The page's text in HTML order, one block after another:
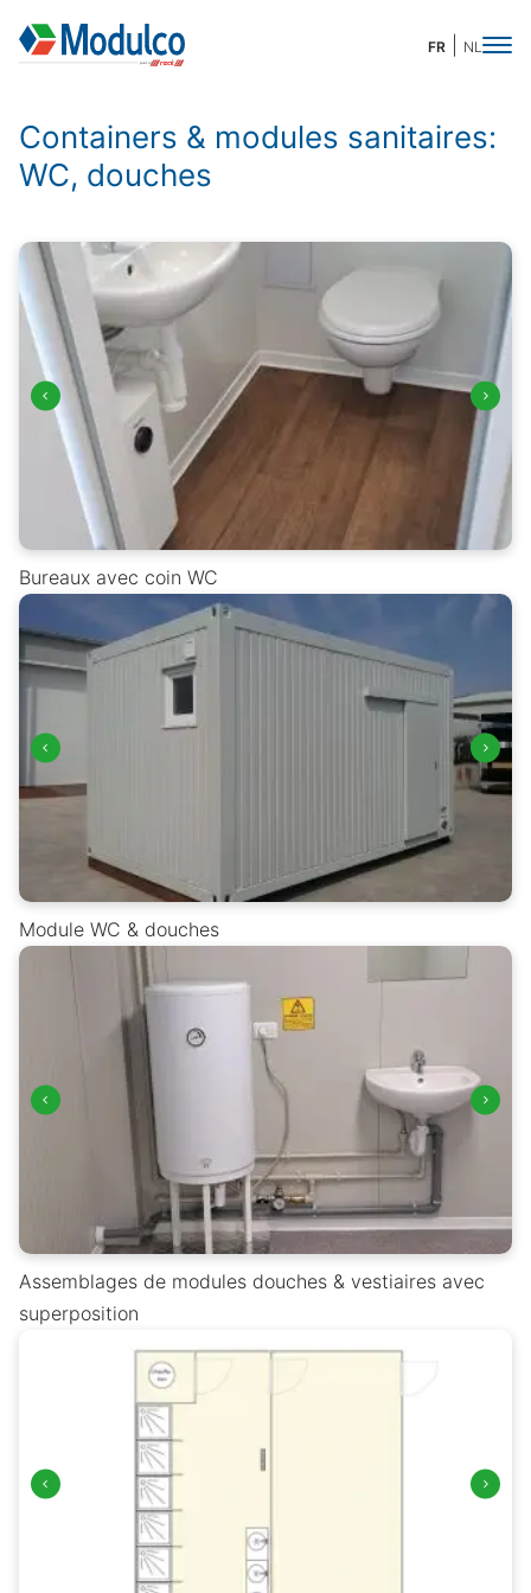
FR NL
Containers & modules sanitaires:
WC, douches
Bureaux avec coin WC
Module WC & douches
Assemblages de modules douches & vestiaires avec
superposition